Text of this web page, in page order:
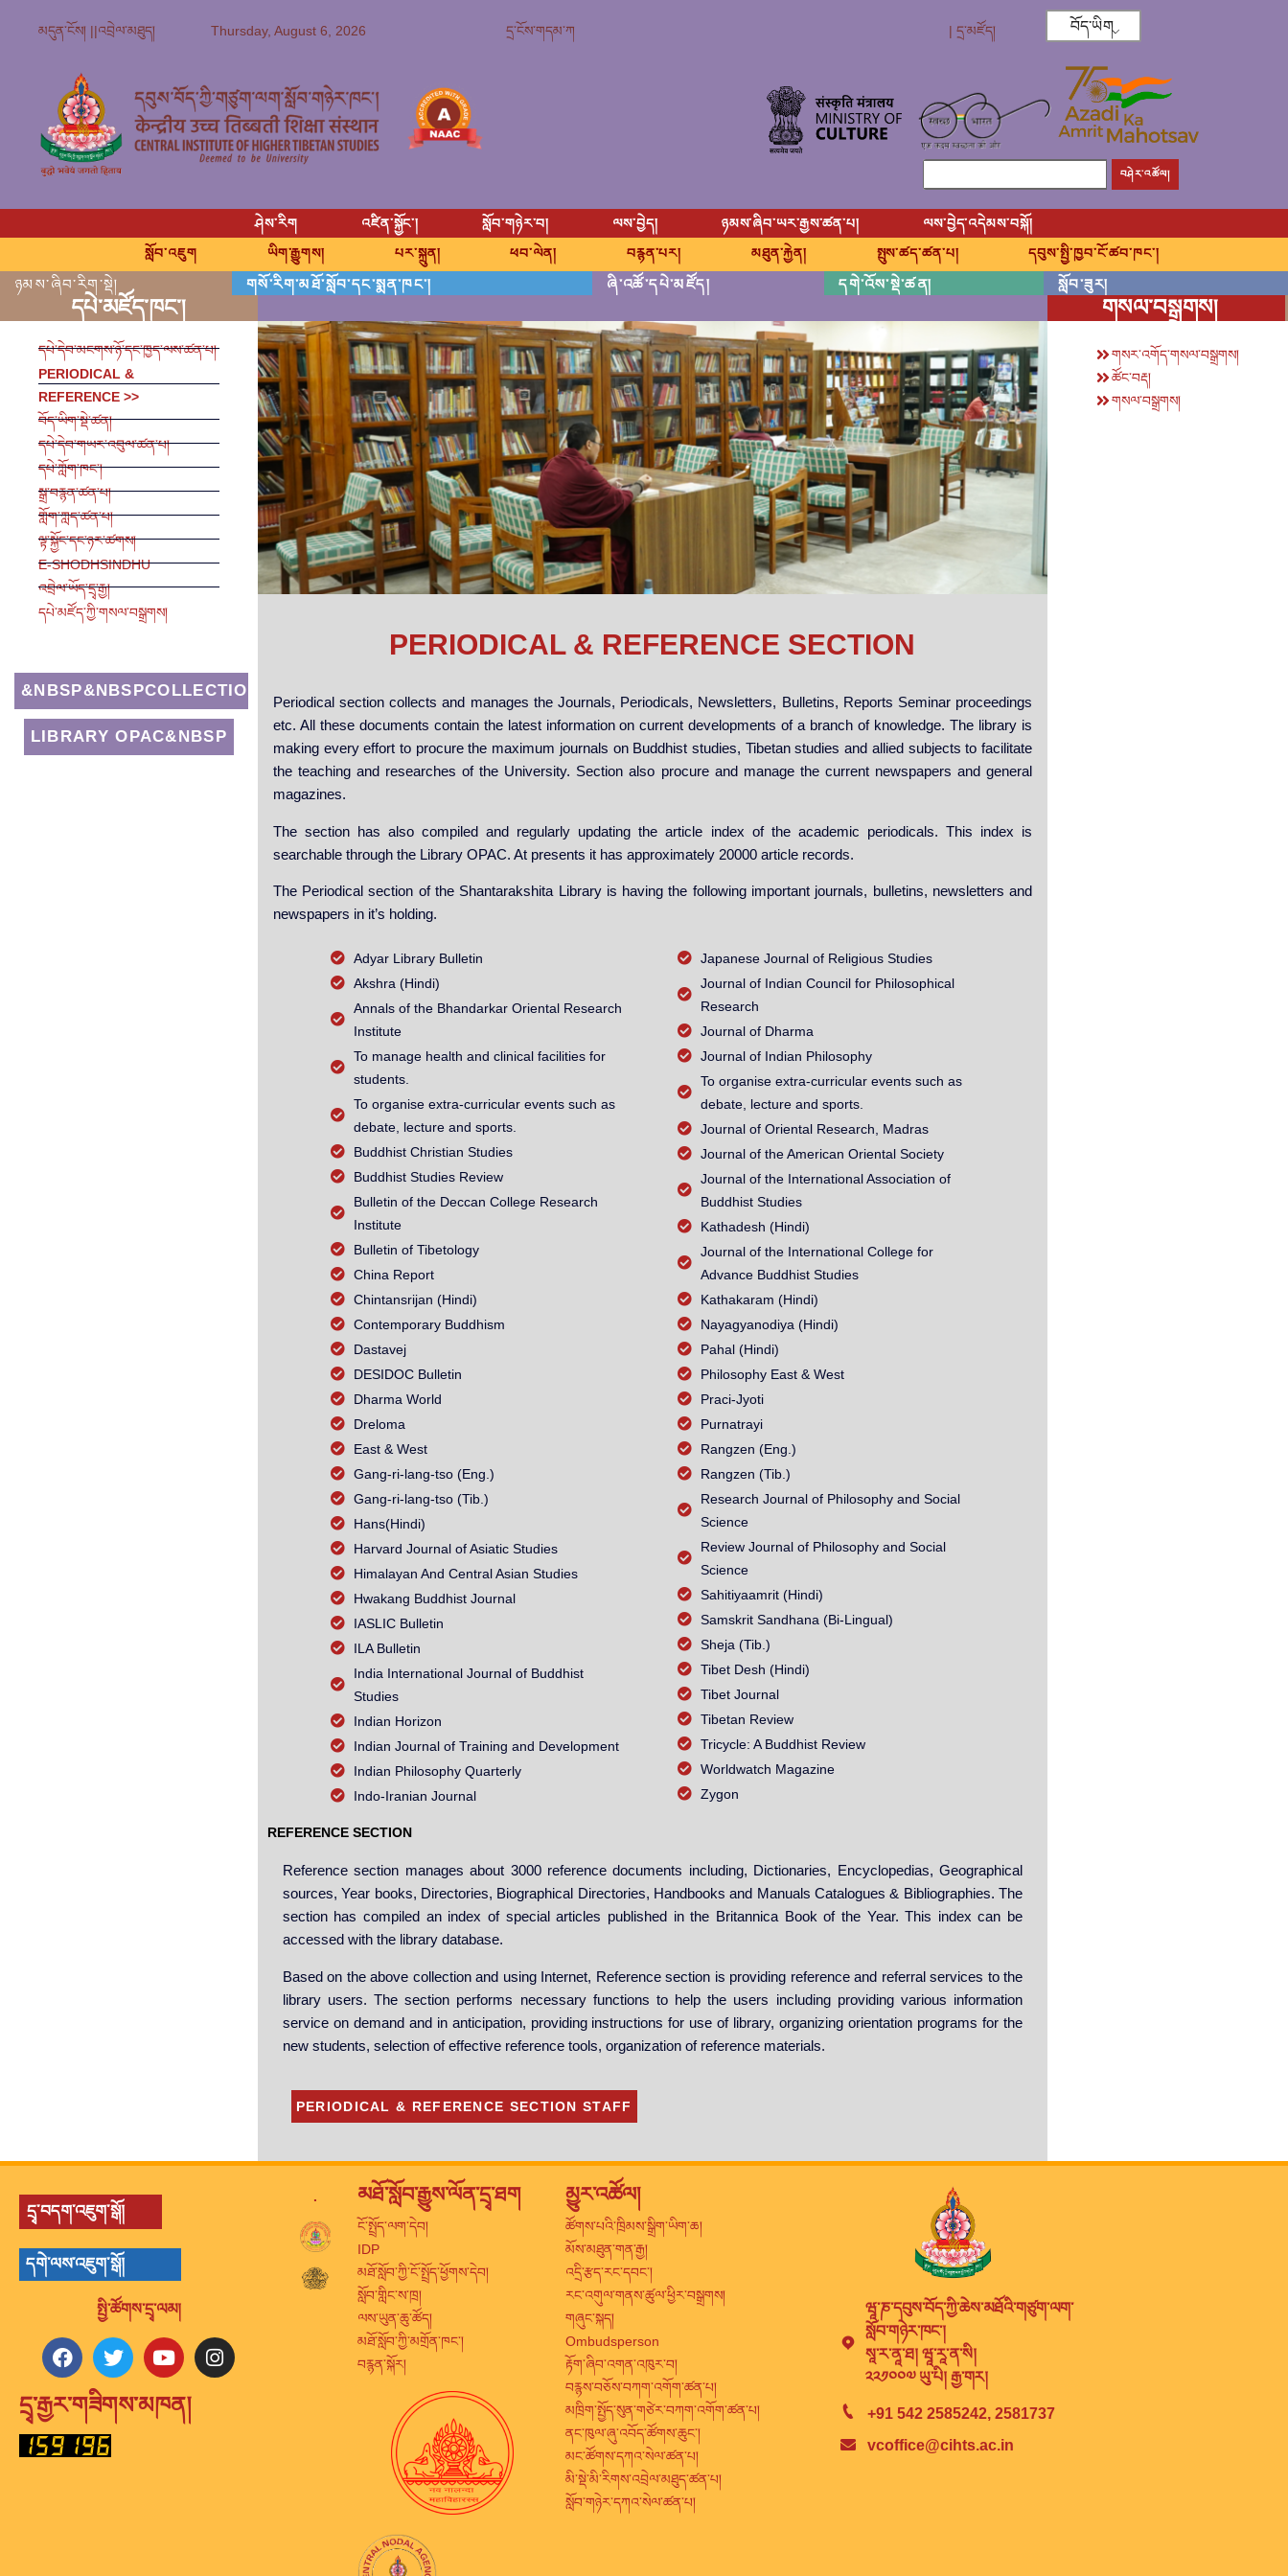
མདུན་ངོས། ||འབྲེལ་མཐུད། Thursday, August 6, 2026 དྲ་ངོས་གདམ་ཀ | དྲ་མཛོད། བོད་ཡིག
བཤེར་འཚོལ།
ཤེས་རིག འཛིན་སྐྱོང་། སློབ་གཉེར་བ། ལས་བྱེད། ཉམས་ཞིབ་ཡར་རྒྱས་ཚན་པ།
ལས་བྱེད་འདེམས་བསྐོ།
སློབ་འཇུག
ཡིག་རྒྱུགས། པར་སྐྲུན། ཕབ་ལེན། བརྙན་པར། མཐུན་རྐྱེན། སྤུས་ཚད་ཚན་པ། དབུས་སྤྱི་ཁྱབ་ངོ་ཚབ་ཁང་།
ཉམས་ཞིབ་རིག་སྡེ། གསོ་རིག་མཐོ་སློབ་དང་སྨན་ཁང་། ཞི་འཚོ་དཔེ་མཛོད། དགེ་འོས་སྡེ་ཚན། སློབ་ཟུར།
དཔེ་མཛོད་ཁང་། གསལ་བསྒྲགས།
དཔེ་དེབ་མངགས་ཉོ་དང་ཁྱད་ལས་ཚན་པ།
PERIODICAL &
REFERENCE >>
བོད་ཡིག་སྡེ་ཚན།
དཔེ་དེབ་གཡར་འབུལ་ཚན་པ།
དཔེ་ཀློག་ཁང་།
སྒྲ་བརྙན་ཚན་པ།
གློག་ཀླད་ཚན་པ།
ལྟ་སྐྱོང་དང་ཉར་ཚགས།
E-SHODHSINDHU
འབྲེལ་ཡོད་དྲྭ་རྒྱ།
དཔེ་མཛོད་ཀྱི་གསལ་བསྒྲགས།
&NBSP&NBSPCOLLECTIONS
LIBRARY OPAC&NBSP
PERIODICAL & REFERENCE SECTION
Periodical section collects and manages the Journals, Periodicals, Newsletters, Bulletins, Reports Seminar proceedings
etc. All these documents contain the latest information on current developments of a branch of knowledge. The library is
making every effort to procure the maximum journals on Buddhist studies, Tibetan studies and allied subjects to facilitate
the teaching and researches of the University. Section also procure and manage the current newspapers and general
magazines.
The section has also compiled and regularly updating the article index of the academic periodicals. This index is
searchable through the Library OPAC. At presents it has approximately 20000 article records.
The Periodical section of the Shantarakshita Library is having the following important journals, bulletins, newsletters and
newspapers in it’s holding.
Adyar Library Bulletin
Akshra (Hindi)
Annals of the Bhandarkar Oriental Research
Institute
To manage health and clinical facilities for
students.
To organise extra-curricular events such as
debate, lecture and sports.
Buddhist Christian Studies
Buddhist Studies Review
Bulletin of the Deccan College Research
Institute
Bulletin of Tibetology
China Report
Chintansrijan (Hindi)
Contemporary Buddhism
Dastavej
DESIDOC Bulletin
Dharma World
Dreloma
East & West
Gang-ri-lang-tso (Eng.)
Gang-ri-lang-tso (Tib.)
Hans(Hindi)
Harvard Journal of Asiatic Studies
Himalayan And Central Asian Studies
Hwakang Buddhist Journal
IASLIC Bulletin
ILA Bulletin
India International Journal of Buddhist
Studies
Indian Horizon
Indian Journal of Training and Development
Indian Philosophy Quarterly
Indo-Iranian Journal
Japanese Journal of Religious Studies
Journal of Indian Council for Philosophical
Research
Journal of Dharma
Journal of Indian Philosophy
To organise extra-curricular events such as
debate, lecture and sports.
Journal of Oriental Research, Madras
Journal of the American Oriental Society
Journal of the International Association of
Buddhist Studies
Kathadesh (Hindi)
Journal of the International College for
Advance Buddhist Studies
Kathakaram (Hindi)
Nayagyanodiya (Hindi)
Pahal (Hindi)
Philosophy East & West
Praci-Jyoti
Purnatrayi
Rangzen (Eng.)
Rangzen (Tib.)
Research Journal of Philosophy and Social
Science
Review Journal of Philosophy and Social
Science
Sahitiyaamrit (Hindi)
Samskrit Sandhana (Bi-Lingual)
Sheja (Tib.)
Tibet Desh (Hindi)
Tibet Journal
Tibetan Review
Tricycle: A Buddhist Review
Worldwatch Magazine
Zygon
REFERENCE SECTION
Reference section manages about 3000 reference documents including, Dictionaries, Encyclopedias, Geographical
sources, Year books, Directories, Biographical Directories, Handbooks and Manuals Catalogues & Bibliographies. The
section has compiled an index of special articles published in the Britannica Book of the Year. This index can be
accessed with the library database.
Based on the above collection and using Internet, Reference section is providing reference and referral services to the
library users. The section performs necessary functions to help the users including providing various information
service on demand and in anticipation, providing instructions for use of library, organizing orientation programs for the
new students, selection of effective reference tools, organization of reference materials.
PERIODICAL & REFERENCE SECTION STAFF
གསར་འགོད་གསལ་བསྒྲགས།
ཚོང་བརྡ།
གསལ་བསྒྲགས།
དྲྭ་བདག་འཇུག་སྒོ།
དགེ་ལས་འཇུག་སྒོ།
སྤྱི་ཚོགས་དྲྭ་ལམ།
དྲྭ་རྒྱར་གཟིགས་མཁན།
. མཐོ་སློབ་རྒྱུས་ལོན་དྲྭ་ཐག
ངོ་སྤྲོད་ལག་དེབ།
IDP
མཐོ་སློབ་ཀྱི་ངོ་སྤྲོད་ཕྱོགས་དེབ།
སློབ་གླིང་ས་ཁྲ།
ལས་ཡུན་ཆུ་ཚོད།
མཐོ་སློབ་ཀྱི་མགྲོན་ཁང་།
བརྙན་སྐོར།
མྱུར་འཚོལ།
ཚོགས་པའི་ཁྲིམས་སྒྲིག་ཡིག་ཆ།
མོས་མཐུན་གན་རྒྱ།
འདྲི་རྩད་རང་དབང་།
རང་འགུལ་གནས་ཚུལ་ཕྱིར་བསྒྲགས།
གཞུང་སྐད།
Ombudsperson
རྟོག་ཞིབ་འགན་འཁུར་བ།
བརྙས་བཅོས་བཀག་འགོག་ཚན་པ།
མཁྲིག་སྤྱོད་སུན་གཙེར་བཀག་འགོག་ཚན་པ།
ནང་ཁུལ་ཞུ་འབོད་ཚོགས་ཆུང་།
མང་ཚོགས་དཀའ་སེལ་ཚན་པ།
མི་སྡེ་མི་རིགས་འབྲེལ་མཐུད་ཚན་པ།
སློབ་གཉེར་དཀའ་སེལ་ཚན་པ།
ཝཱ་ཎ་དབུས་བོད་ཀྱི་ཆེས་མཐོའི་གཙུག་ལག་
སློབ་གཉེར་ཁང་།
སཱ་ར་ནཱ་ཐ། ཝཱ་རཱ་ན་སི།
༢༢༡༠༠༧ ཡུ་པི། རྒྱ་གར།
+91 542 2585242, 2581737
vcoffice@cihts.ac.in